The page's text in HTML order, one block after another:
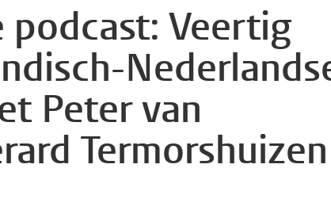
Veertig
Peter van
Termorshuizen